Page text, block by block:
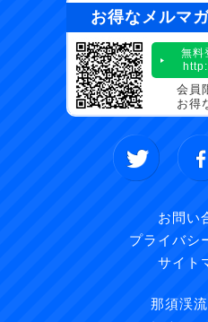
お得なメルマ
無料
会員
お得
お問い
プライバシ
サイト
那須渓